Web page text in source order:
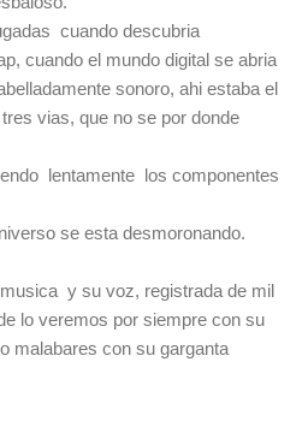
cuando descubria
cuando el mundo digital se abria
sonoro, ahi estaba el
vias, que no se por donde
lentamente los componentes
se esta desmoronando.
y su voz, registrada de mil
lo veremos por siempre con su
malabares con su garganta